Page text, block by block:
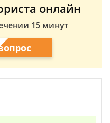
онлайн
15 минут